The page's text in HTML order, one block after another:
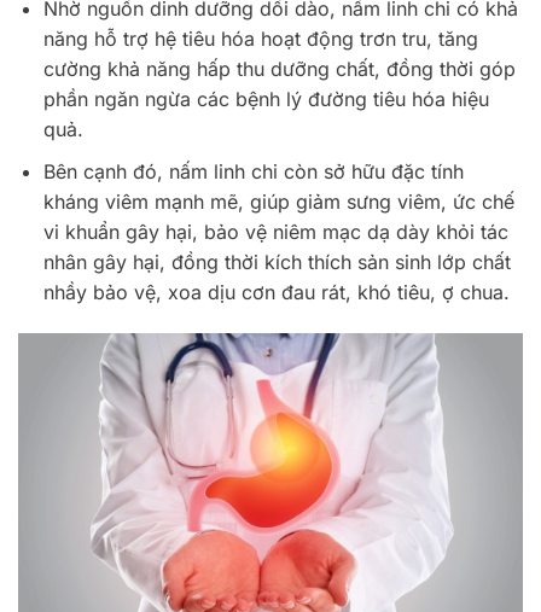
Nhờ nguồn dinh dưỡng dồi dào, nấm linh chi có khả
năng hỗ trợ hệ tiêu hóa hoạt động trơn tru, tăng
cường khả năng hấp thu dưỡng chất, đồng thời góp
phần ngăn ngừa các bệnh lý đường tiêu hóa hiệu
quả.
Bên cạnh đó, nấm linh chi còn sở hữu đặc tính
kháng viêm mạnh mẽ, giúp giảm sưng viêm, ức chế
vi khuẩn gây hại, bảo vệ niêm mạc dạ dày khỏi tác
nhân gây hại, đồng thời kích thích sản sinh lớp chất
nhầy bảo vệ, xoa dịu cơn đau rát, khó tiêu, ợ chua.